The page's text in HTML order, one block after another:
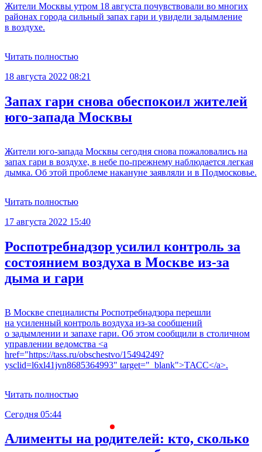
Жители Москвы утром 18 августа почувствовали во многих
районах города сильный запах гари и увидели задымление
в воздухе.
Читать полностью
18 августа 2022 08:21
Запах гари снова обеспокоил жителей
юго-запада Москвы
Жители юго-запада Москвы сегодня снова пожаловались на
запах гари в воздухе, в небе по-прежнему наблюдается легкая
дымка. Об этой проблеме накануне заявляли и в Подмосковье.
Читать полностью
17 августа 2022 15:40
Роспотребнадзор усилил контроль за
состоянием воздуха в Москве из-за
дыма и гари
В Москве специалисты Роспотребнадзора перешли
на усиленный контроль воздуха из-за сообщений
о задымлении и запахе гари. Об этом сообщили в столичном
управлении ведомства <a
href="https://tass.ru/obschestvo/15494249?
ysclid=l6xl41jvn8685364993" target="_blank">ТАСС</a>.
Читать полностью
Сегодня 05:44
Алименты на родителей: кто, сколько